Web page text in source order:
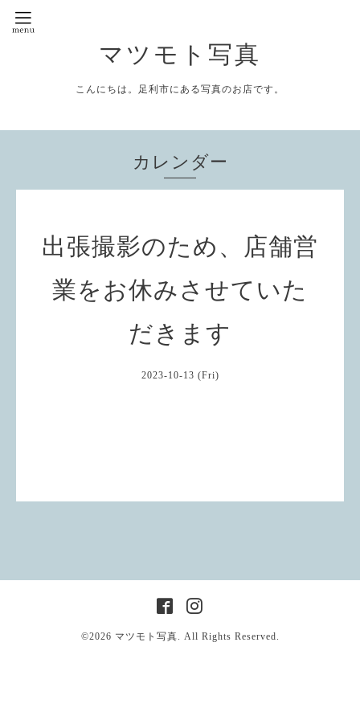
マツモト写真
こんにちは。足利市にある写真のお店です。
カレンダー
出張撮影のため、店舗営
業をお休みさせていた
だきます
2023-10-13 (Fri)
©2026 マツモト写真. All Rights Reserved.